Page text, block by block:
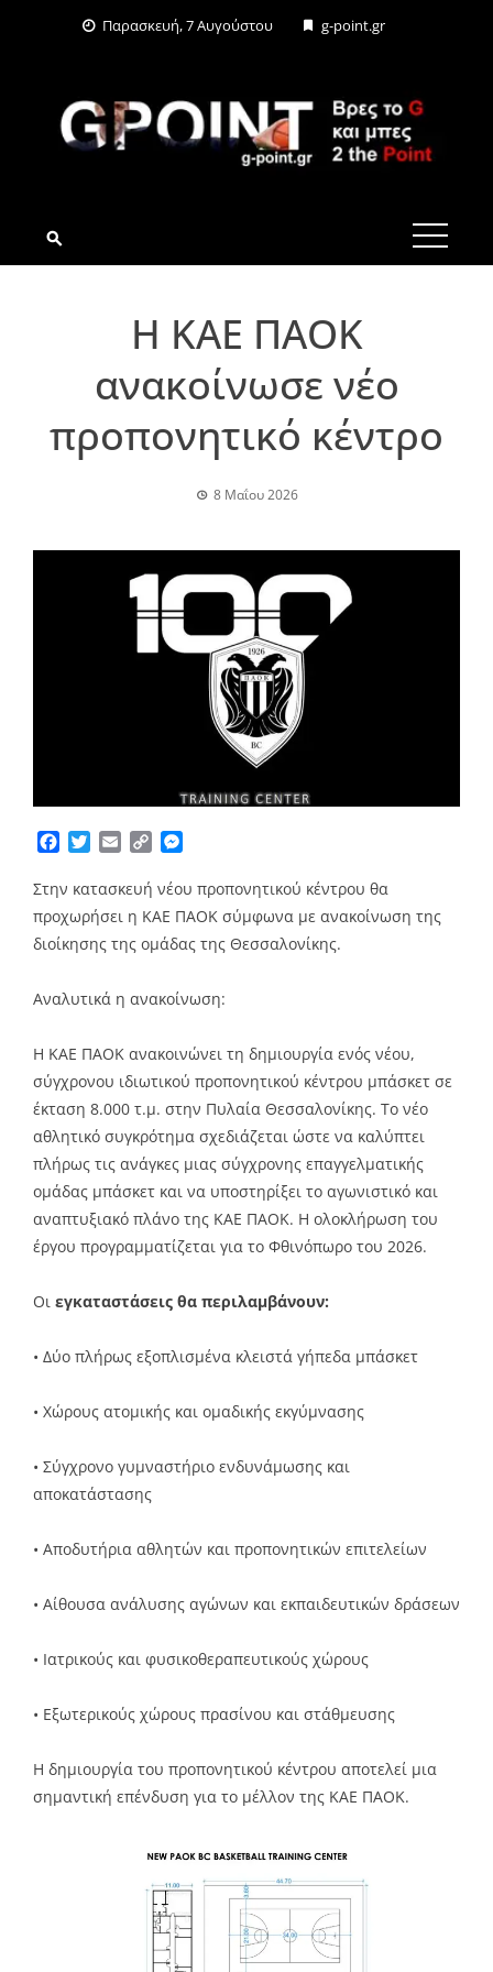
Παρασκευή, 7 Αυγούστου g-point.gr
G-POINT.GR
Η ΚΑΕ ΠΑΟΚ
ανακοίνωσε νέο
προπονητικό κέντρο
8 Μαΐου 2026
Facebook
TwitterEmailCopy
Στην κατασκευή νέου προπονητικού κέντρου θα
προχωρήσει η ΚΑΕ ΠΑΟΚ σύμφωνα με ανακοίνωση της
διοίκησης της ομάδας της Θεσσαλονίκης.
Αναλυτικά η ανακοίνωση:
Η ΚΑΕ ΠΑΟΚ ανακοινώνει τη δημιουργία ενός νέου,
σύγχρονου ιδιωτικού προπονητικού κέντρου μπάσκετ σε
έκταση 8.000 τ.μ. στην Πυλαία Θεσσαλονίκης. Το νέο
αθλητικό συγκρότημα σχεδιάζεται ώστε να καλύπτει
πλήρως τις ανάγκες μιας σύγχρονης επαγγελματικής
ομάδας μπάσκετ και να υποστηρίξει το αγωνιστικό και
αναπτυξιακό πλάνο της ΚΑΕ ΠΑΟΚ. Η ολοκλήρωση του
έργου προγραμματίζεται για το Φθινόπωρο του 2026.
Οι εγκαταστάσεις θα περιλαμβάνουν:
• Δύο πλήρως εξοπλισμένα κλειστά γήπεδα μπάσκετ
• Χώρους ατομικής και ομαδικής εκγύμνασης
• Σύγχρονο γυμναστήριο ενδυνάμωσης και
αποκατάστασης
• Αποδυτήρια αθλητών και προπονητικών επιτελείων
• Αίθουσα ανάλυσης αγώνων και εκπαιδευτικών δράσεων
• Ιατρικούς και φυσικοθεραπευτικούς χώρους
• Εξωτερικούς χώρους πρασίνου και στάθμευσης
Η δημιουργία του προπονητικού κέντρου αποτελεί μια
σημαντική επένδυση για το μέλλον της ΚΑΕ ΠΑΟΚ.